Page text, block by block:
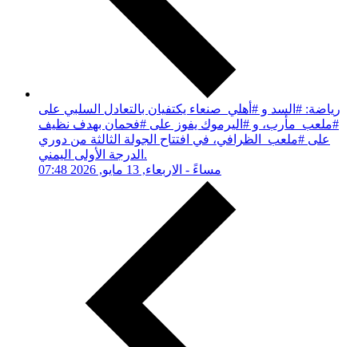
رياضة: #السد و #أهلي_صنعاء يكتفيان بالتعادل السلبي على
#ملعب_مأرب، و #اليرموك يفوز على #فحمان بهدف نظيف
على #ملعب_الظرافي، في افتتاح الجولة الثالثة من دوري
الدرجة الأولى اليمني.
07:48 مساءً - الاربعاء, 13 مايو, 2026